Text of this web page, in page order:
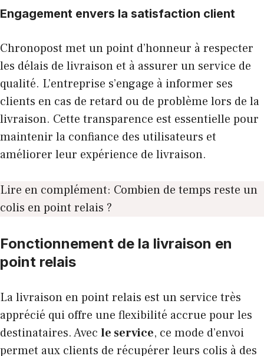
Engagement envers la satisfaction client
Chronopost met un point d’honneur à respecter
les délais de livraison et à assurer un service de
qualité. L’entreprise s’engage à informer ses
clients en cas de retard ou de problème lors de la
livraison. Cette transparence est essentielle pour
maintenir la confiance des utilisateurs et
améliorer leur expérience de livraison.
Lire en complément: Combien de temps reste un
colis en point relais ?
Fonctionnement de la livraison en
point relais
La livraison en point relais est un service très
apprécié qui offre une flexibilité accrue pour les
destinataires. Avec le service, ce mode d’envoi
permet aux clients de récupérer leurs colis à des